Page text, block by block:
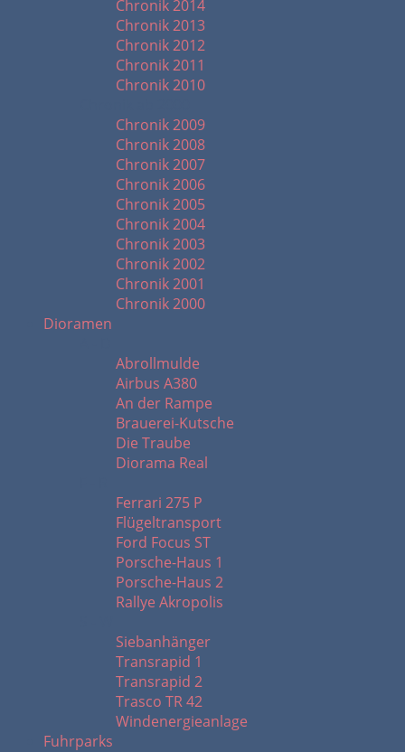
Chronik 2014
Chronik 2013
Chronik 2012
Chronik 2011
Chronik 2010
Chronik 2009
Chronik 2008
Chronik 2007
Chronik 2006
Chronik 2005
Chronik 2004
Chronik 2003
Chronik 2002
Chronik 2001
Chronik 2000
Dioramen
Abrollmulde
Airbus A380
An der Rampe
Brauerei-Kutsche
Die Traube
Diorama Real
Ferrari 275 P
Flügeltransport
Ford Focus ST
Porsche-Haus 1
Porsche-Haus 2
Rallye Akropolis
Siebanhänger
Transrapid 1
Transrapid 2
Trasco TR 42
Windenergieanlage
Fuhrparks